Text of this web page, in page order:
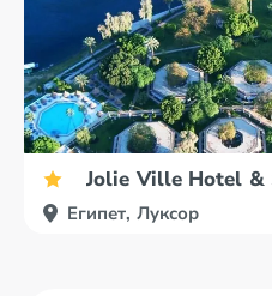
Jolie Ville Hotel &
Египет, Луксор